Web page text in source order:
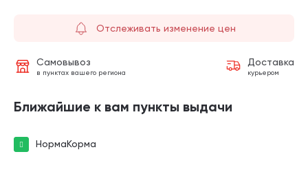
Отслеживать изменение цен
Самовывоз
в пунктах вашего региона
Доставка
курьером
Ближайшие к вам пункты выдачи
НормаКорма